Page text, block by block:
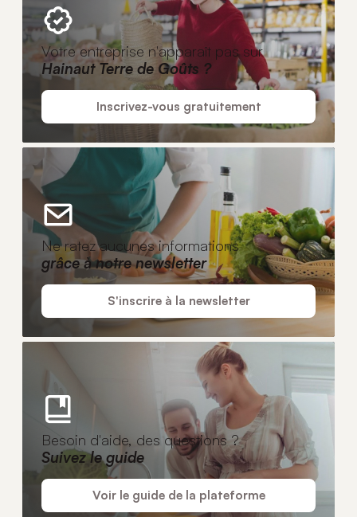
Votre entreprise n'apparaît pas sur
Hainaut Terre de Goûts ?
Inscrivez-vous gratuitement
Ne ratez aucunes informations
grâce à notre newsletter
S'inscrire à la newsletter
Besoin d'aide, des questions ?
Suivez le guide
Voir le guide de la plateforme